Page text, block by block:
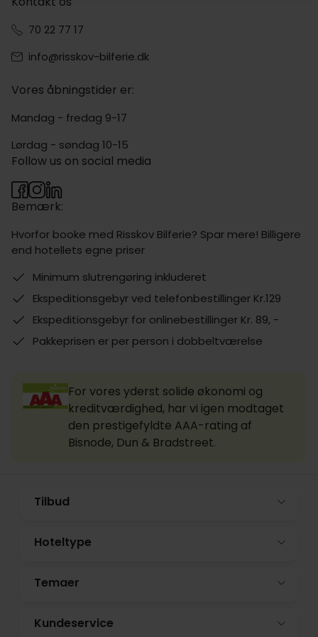
70 22 77 17
info@risskov-bilferie.dk
Vores åbningstider er:
Mandag - fredag 9-17
Lørdag - søndag 10-15
Bemærk:
Hvorfor booke med Risskov Bilferie? Spar mere! Billigere
end hotellets egne priser
Minimum slutrengøring inkluderet
Ekspeditionsgebyr ved telefonbestillinger Kr.129
Ekspeditionsgebyr for onlinebestillinger Kr. 89, -
Pakkeprisen er per person i dobbeltværelse
Follow us on social media
For vores yderst solide økonomi og
kreditværdighed, har vi igen modtaget
den prestigefyldte AAA-rating af
Bisnode, Dun & Bradstreet.
Tilbud
Hoteltype
Temaer
Kundeservice